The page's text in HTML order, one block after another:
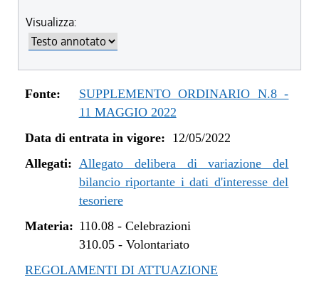
Visualizza:
Fonte:
SUPPLEMENTO ORDINARIO N.8 -
11 MAGGIO 2022
Data di entrata in vigore: 12/05/2022
Allegati: Allegato delibera di variazione del
bilancio riportante i dati d'interesse del
tesoriere
Materia: 110.08- Celebrazioni
310.05- Volontariato
REGOLAMENTI DI ATTUAZIONE